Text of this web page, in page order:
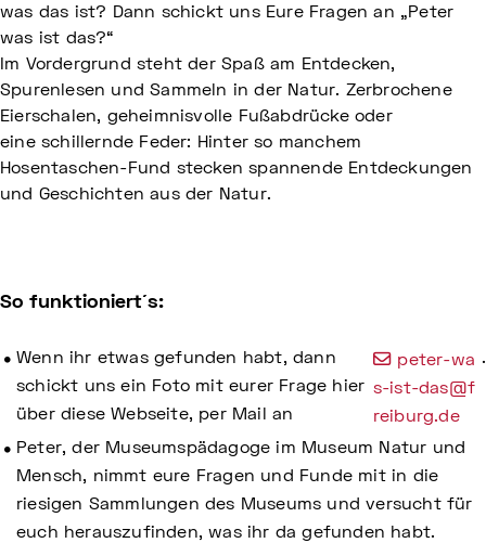
was das ist? Dann schickt uns Eure Fragen an „Peter
was ist das?“
Im Vordergrund steht der Spaß am Entdecken,
Spurenlesen und Sammeln in der Natur. Zerbrochene
Eierschalen, geheimnisvolle Fußabdrücke oder
eine schillernde Feder: Hinter so manchem
Hosentaschen-Fund stecken spannende Entdeckungen
und Geschichten aus der Natur.
So funktioniert´s:
Wenn ihr etwas gefunden habt, dann
schickt uns ein Foto mit eurer Frage hier
über diese Webseite, per Mail an
peter-wa
s-ist-das@f
reiburg.de
.
Peter, der Museumspädagoge im Museum Natur und
Mensch, nimmt eure Fragen und Funde mit in die
riesigen Sammlungen des Museums und versucht für
euch herauszufinden, was ihr da gefunden habt.